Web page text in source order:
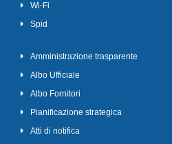
Wi-Fi
Spid
Amministrazione trasparente
Albo Ufficiale
Albo Fornitori
Pianificazione strategica
Atti di notifica